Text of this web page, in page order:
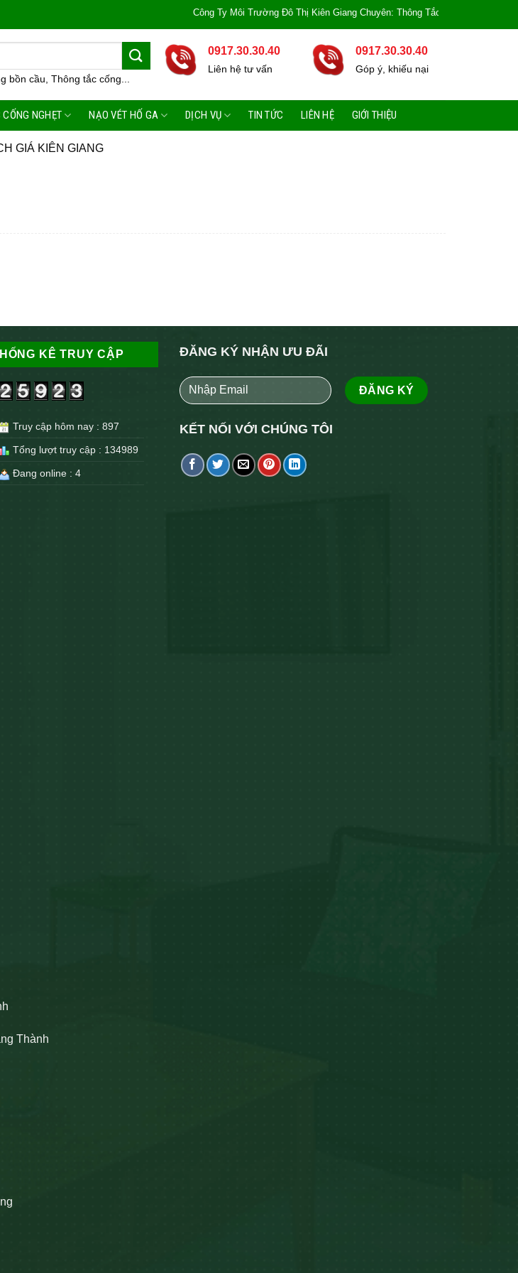
Công Ty Môi Trường Đô Thị Kiên Giang Chuyên: Thông Tắc Bồn Cầu, Tắc Cống,
bồn cầu, Thông tắc cống...
0917.30.30.40
Liên hệ tư vấn
0917.30.30.40
Góp ý, khiếu nại
NGHẸT NẠO VÉT HỐ GA DỊCH VỤ TIN TỨC LIÊN HỆ GIỚI THIỆU
GIÁ KIÊN GIANG
KÊ TRUY CẬP
Truy cập hôm nay : 897
Tổng lượt truy cập : 134989
Đang online : 4
ĐĂNG KÝ NHẬN ƯU ĐÃI
KẾT NỐI VỚI CHÚNG TÔI
Thành